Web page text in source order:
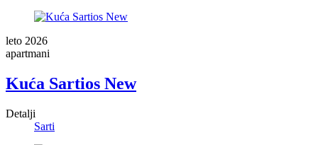
leto 2026
apartmani
Kuća Sartios New
Detalji
Sarti